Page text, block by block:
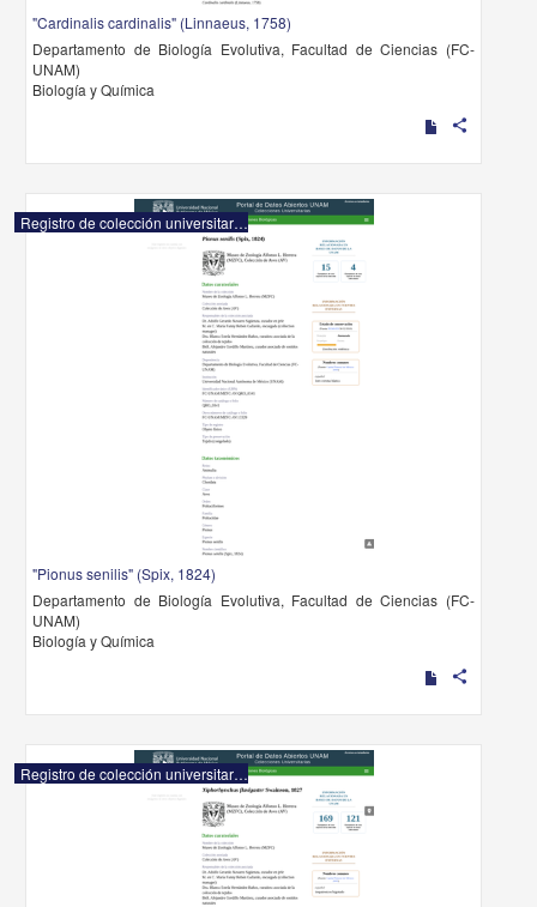
"Cardinalis cardinalis" (Linnaeus, 1758)
Departamento de Biología Evolutiva, Facultad de Ciencias (FC-
UNAM)
Biología y Química
share
Registro de colección universitaria
"Pionus senilis" (Spix, 1824)
Departamento de Biología Evolutiva, Facultad de Ciencias (FC-
UNAM)
Biología y Química
share
Registro de colección universitaria